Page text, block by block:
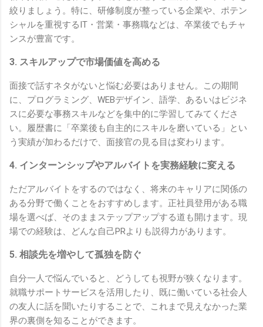
絞りましょう。特に、研修制度が整っている企業や、ポテン
シャルを重視するIT・営業・事務職などは、卒業後でもチャ
ンスが豊富です。
3. スキルアップで市場価値を高める
面接で話すネタがないと悩む必要はありません。この期間
に、プログラミング、WEBデザイン、語学、あるいはビジネ
スに必要な事務スキルなどを集中的に学習してみてくださ
い。履歴書に「卒業後も自主的にスキルを磨いている」とい
う実績が加わるだけで、面接官の見る目は変わります。
4. インターンシップやアルバイトを実務経験に変える
ただアルバイトをするのではなく、将来のキャリアに関係の
ある分野で働くことをおすすめします。正社員登用がある職
場を選べば、そのままステップアップする道も開けます。現
場での経験は、どんな自己PRよりも説得力があります。
5. 相談先を増やして孤独を防ぐ
自分一人で悩んでいると、どうしても視野が狭くなります。
就職サポートサービスを活用したり、既に働いている社会人
の友人に話を聞いたりすることで、これまで見えなかった業
界の裏側を知ることができます。